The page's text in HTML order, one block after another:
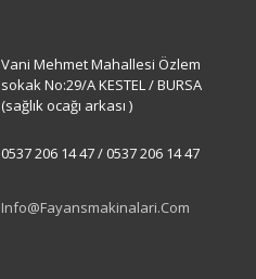
Vani Mehmet Mahallesi Özlem
sokak No:29/A KESTEL / BURSA
(sağlık ocağı arkası )
0537 206 14 47 / 0537 206 14 47
Info@fayansmakinalari.com